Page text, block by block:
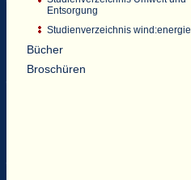
Entsorgung
Studienverzeichnis wind:energie
Bücher
Broschüren